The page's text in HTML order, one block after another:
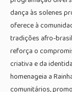
dança às solenes
oferece à
tradições afro-
reforça o
criativa e da
homenageia a
comunitários,